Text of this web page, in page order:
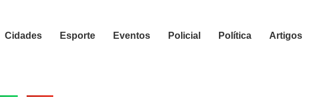
Cidades Esporte Eventos Policial Política Artigos